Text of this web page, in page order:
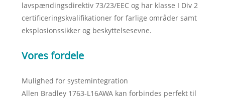
lavspændingsdirektiv 73/23/EEC og har klasse I Div 2
certificeringskvalifikationer for farlige områder samt
eksplosionssikker og beskyttelsesevne.
Vores fordele
Mulighed for systemintegration
Allen Bradley 1763-L16AWA kan forbindes perfekt til